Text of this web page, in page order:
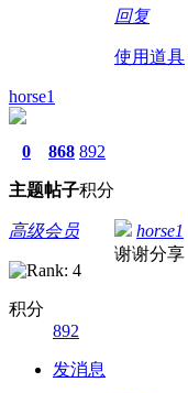
回复
使用道具
horse1
0
主题
868
帖子
892
积分
高级会员
积分
892
发消息
horse1
谢谢分享